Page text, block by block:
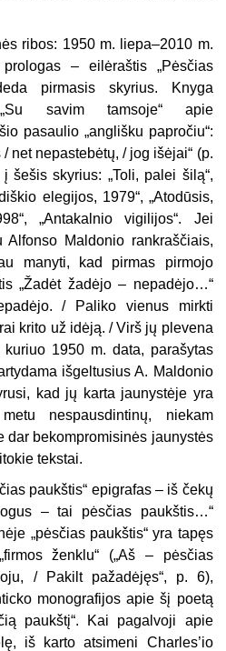
ribos: 1950 m. liepa–2010 m.
– eilėraštis „Pėsčias
pirmasis skyrius. Knyga
savim tamsoje“ apie
pasaulio „anglišku papročiu“:
net nepastebėtų, / jog išėjai“ (p.
šešis skyrius: „Toli, palei šilą“,
elegijos, 1979“, „Atodūsis,
„Antakalnio vigilijos“. Jei
Maldonio rankraščiais,
manyti, kad pirmas pirmojo
„Žadėt žadėjo – nepadėjo…“
/ Paliko vienus mirkti
krito už idėją. / Virš jų plevena
1950 m. data, parašytas
išgeltusius A. Maldonio
kad jų karta jaunystėje yra
nespausdintinų, niekam
dar bekompromisinės jaunystės
tekstai.
paukštis“ epigrafas – iš čekų
– tai pėsčias paukštis…“
„pėsčias paukštis“ yra tapęs
ženklu“ („Aš – pėsčias
/ Pakilt pažadėjęs“, p. 6),
monografijos apie šį poetą
paukštį“. Kai pagalvoji apie
iš karto atsimeni Charles’io